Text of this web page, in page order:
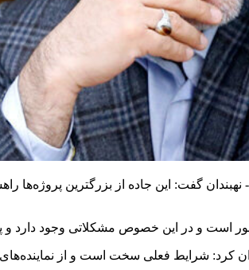
گفت: این جاده از بزرگترین